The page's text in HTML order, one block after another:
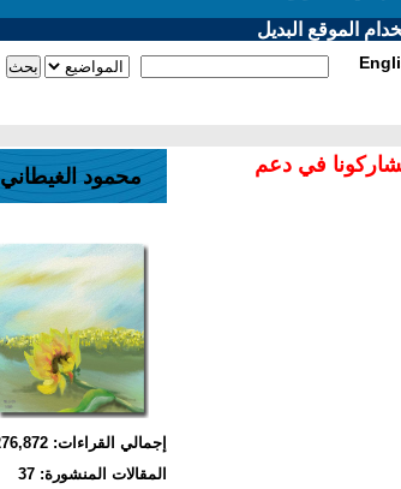
الموقع البديل
في دعم
محمود الغيطاني
إجمالي القراءات: 276,872
المقالات المنشورة: 37